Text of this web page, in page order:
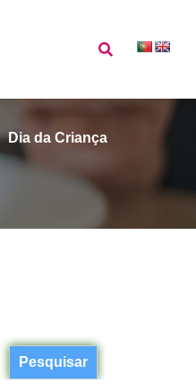
Dia da Criança
Pesquisar